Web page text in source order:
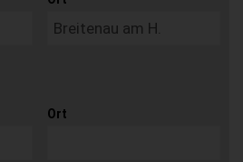
Ort